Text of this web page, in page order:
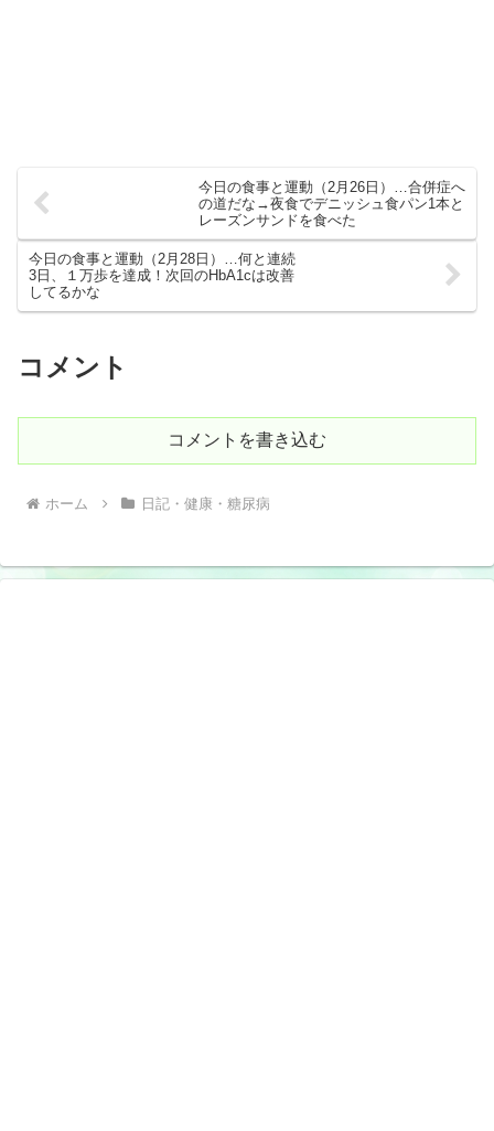
今日の食事と運動（2月26日）…合併症へ
の道だな→夜食でデニッシュ食パン1本と
レーズンサンドを食べた
今日の食事と運動（2月28日）…何と連続
3日、１万歩を達成！次回のHbA1cは改善
してるかな
コメント
コメントを書き込む
ホーム 日記・健康・糖尿病